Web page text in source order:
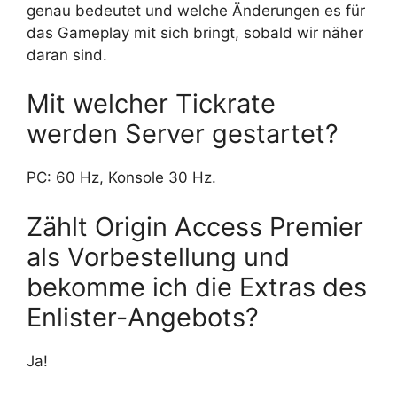
genau bedeutet und welche Änderungen es für
das Gameplay mit sich bringt, sobald wir näher
daran sind.
Mit welcher Tickrate
werden Server gestartet?
PC: 60 Hz, Konsole 30 Hz.
Zählt Origin Access Premier
als Vorbestellung und
bekomme ich die Extras des
Enlister-Angebots?
Ja!